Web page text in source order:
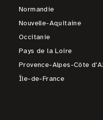
Normandie
Nouvelle-Aquitaine
Occitanie
Pays de la Loire
Provence-Alpes-Côte
Île-de-France